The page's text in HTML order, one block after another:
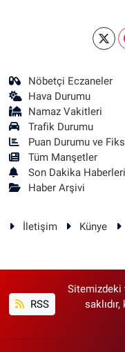
Nöbetçi Eczaneler
Hava Durumu
Namaz Vakitleri
Trafik Durumu
Puan Durumu ve
Tüm Manşetler
Son Dakika Haberleri
Haber Arşivi
İletişim Künye
RSS
Sitemizdeki